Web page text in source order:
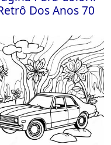
Dos Anos 70